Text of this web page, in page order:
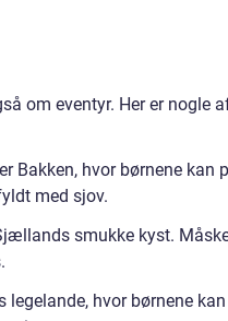
om eventyr. Her er nogle
Bakken, hvor børnene kan
med sjov.
smukke kyst.
hvor børnene